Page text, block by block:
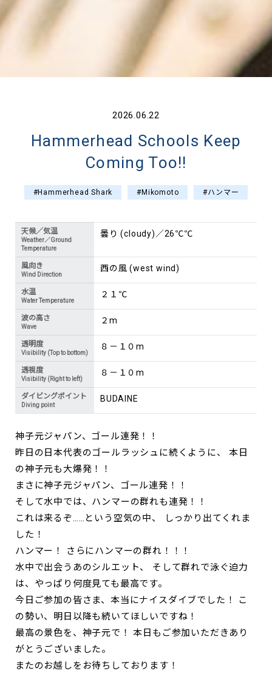
2026.06.22
Hammerhead Schools Keep
Coming Too!!
#Hammerhead Shark #Mikomoto #ハンマー
天候／気温
Weather／Ground
Temperature
曇り (cloudy)／26℃℃
風向き
Wind Direction
西の風 (west wind)
水温
Water Temperature
２１℃
波の高さ
Wave
２m
透明度
Visibility (Top to bottom)
８－１０m
透視度
Visibility (Right to left)
８－１０m
ダイビングポイント
Diving point
BUDAINE
神子元ジャパン、ゴール連発！！
昨日の日本代表のゴールラッシュに続くように、 本日
の神子元も大爆発！！
まさに神子元ジャパン、ゴール連発！！
そして水中では、ハンマーの群れも連発！！
これは来るぞ……という空気の中、 しっかり出てくれま
した！
ハンマー！ さらにハンマーの群れ！！！
水中で出会うあのシルエット、 そして群れで泳ぐ迫力
は、やっぱり何度見ても最高です。
今日ご参加の皆さま、本当にナイスダイブでした！ こ
の勢い、明日以降も続いてほしいですね！
最高の景色を、神子元で！ 本日もご参加いただきあり
がとうございました。
またのお越しをお待ちしております！